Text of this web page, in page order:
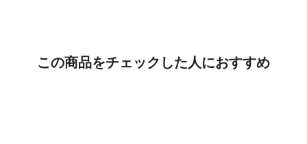
この商品をチェックした人におすすめ